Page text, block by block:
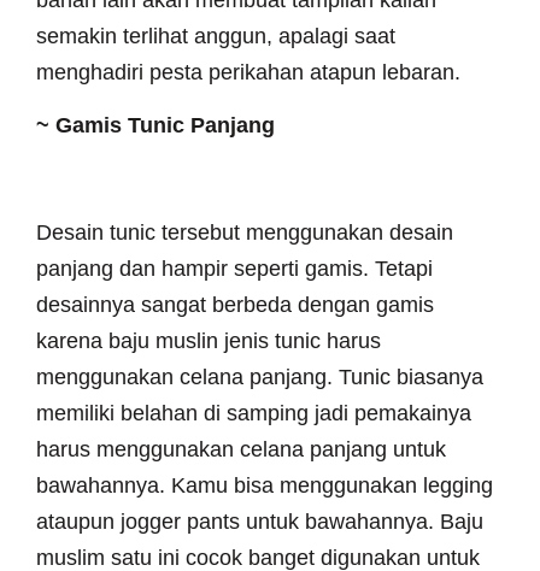
semakin terlihat anggun, apalagi saat
menghadiri pesta perikahan atapun lebaran.
~ Gamis Tunic Panjang
Desain tunic tersebut menggunakan desain
panjang dan hampir seperti gamis. Tetapi
desainnya sangat berbeda dengan gamis
karena baju muslin jenis tunic harus
menggunakan celana panjang. Tunic biasanya
memiliki belahan di samping jadi pemakainya
harus menggunakan celana panjang untuk
bawahannya. Kamu bisa menggunakan legging
ataupun jogger pants untuk bawahannya. Baju
muslim satu ini cocok banget digunakan untuk